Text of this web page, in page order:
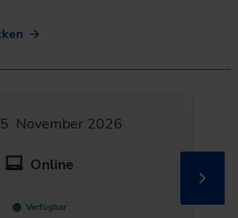
November 2026
Online
Verfügbar